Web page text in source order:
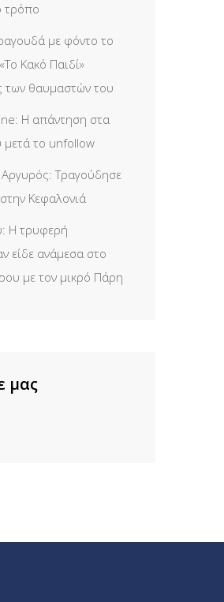
τρόπο
με φόντο το
Κακό Παιδί»
των θαυμαστών του
Η απάντηση στα
μετά το unfollow
Αργυρός: Τραγούδησε
Κεφαλονιά
H τρυφερή
είδε ανάμεσα στο
με τον μικρό Πάρη
μας